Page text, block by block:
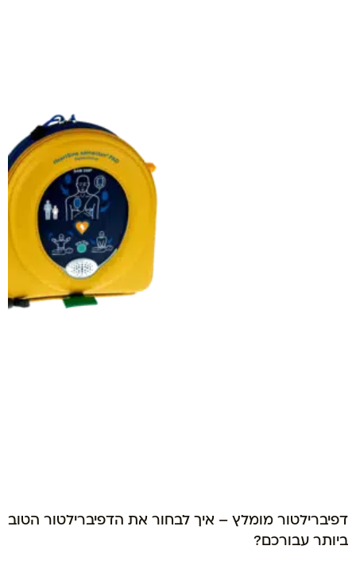
דפיברילטור מומלץ – איך לבחור את הדפיברילטור הטוב
ביותר עבורכם?